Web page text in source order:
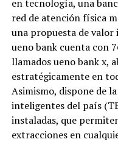
en tecnología, una
red de atención física
una propuesta de
ueno bank cuenta con
llamados ueno bank x,
estratégicamente en
Asimismo, dispone de
inteligentes del país
instaladas, que
extracciones en